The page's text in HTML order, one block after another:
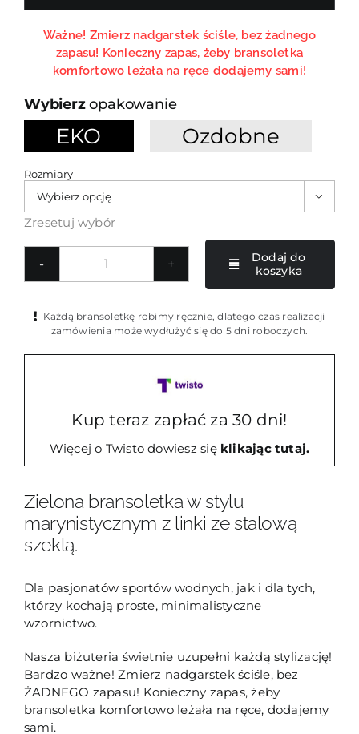
Ważne! Zmierz nadgarstek ściśle, bez żadnego
zapasu! Konieczny zapas, żeby bransoletka
komfortowo leżała na ręce dodajemy sami!
opakowanie
EKO Ozdobne
Rozmiary

Zresetuj wybór
ilość
bransoletka
z
Dodaj do
koszyka
Każdą bransoletkę robimy ręcznie, dlatego czas realizacji
zamówienia może wydłużyć się do 5 dni roboczych.
Kup teraz zapłać za 30 dni!
Więcej o Twisto dowiesz się klikając tutaj.
Zielona bransoletka w stylu
marynistycznym z linki ze stalową
szeklą.
Dla pasjonatów sportów wodnych, jak i dla tych,
którzy kochają proste, minimalistyczne
wzornictwo.
Nasza biżuteria świetnie uzupełni każdą stylizację!
Bardzo ważne! Zmierz nadgarstek ściśle, bez
ŻADNEGO zapasu! Konieczny zapas, żeby
bransoletka komfortowo leżała na ręce, dodajemy
sami.